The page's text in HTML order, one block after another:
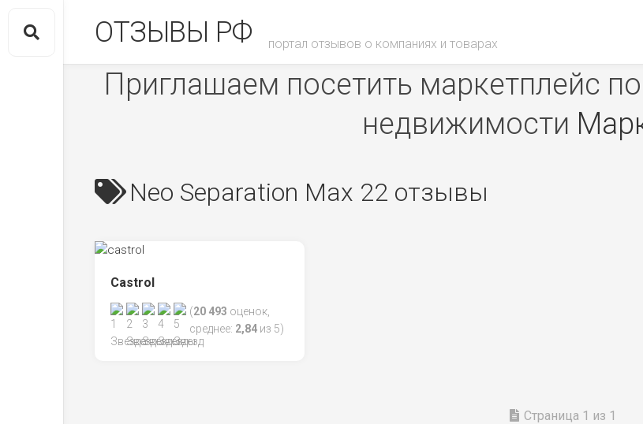
content
ОТЗЫВЫ РФ портал отзывов о компаниях и товарах
Приглашаем посетить маркетплейс
недвижимости
Neo Separation Max 22 отзывы
Castrol
(20 493 оценок,
среднее: 2,84 из 5)
Страница 1 из 1